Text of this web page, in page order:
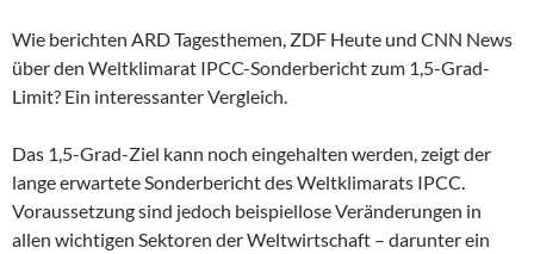
Wie berichten ARD Tagesthemen, ZDF Heute und CNN News
über den Weltklimarat IPCC-Sonderbericht zum 1,5-Grad-
Limit? Ein interessanter Vergleich.
Das 1,5-Grad-Ziel kann noch eingehalten werden, zeigt der
lange erwartete Sonderbericht des Weltklimarats IPCC.
Voraussetzung sind jedoch beispiellose Veränderungen in
allen wichtigen Sektoren der Weltwirtschaft – darunter ein